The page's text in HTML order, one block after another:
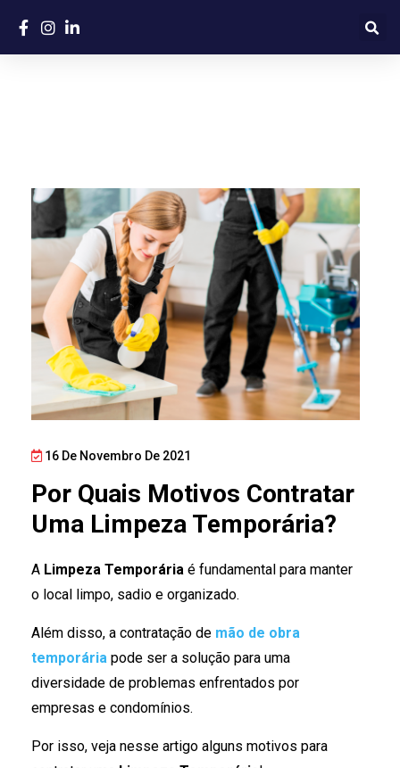
16 De Novembro De 2021
Por Quais Motivos Contratar
Uma Limpeza Temporária?
A Limpeza Temporária é fundamental para manter
o local limpo, sadio e organizado.
Além disso, a contratação de mão de obra
temporária pode ser a solução para uma
diversidade de problemas enfrentados por
empresas e condomínios.
Por isso, veja nesse artigo alguns motivos para